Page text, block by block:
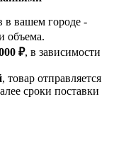
в вашем городе -
объема.
₽, в зависимости
, товар отправляется
сроки поставки